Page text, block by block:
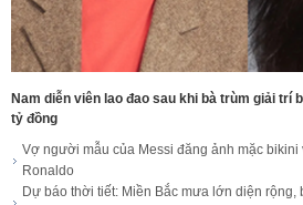
Nam diễn viên lao đao sau khi bà trùm giải trí
tỷ đồng
Vợ người mẫu của Messi đăng ảnh mặc
Ronaldo
Dự báo thời tiết: Miền Bắc mưa lớn diện rộng,